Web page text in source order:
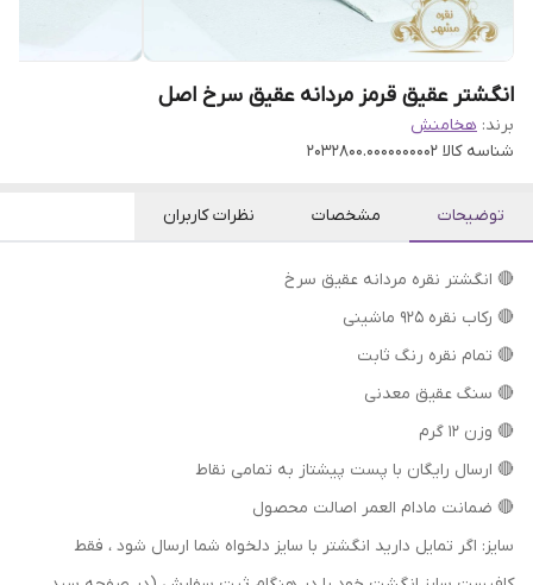
انگشتر عقیق قرمز مردانه عقیق سرخ اصل
برند: هخامنش
شناسه کالا 2032800.0000000002
توضیحات مشخصات نظرات کاربران
🔴 انگشتر نقره مردانه عقیق سرخ
🔴 رکاب نقره 925 ماشینی
🔴 تمام نقره رنگ ثابت
🔴 سنگ عقیق معدنی
🔴 وزن 12 گرم
🔴 ارسال رایگان با پست پیشتاز به تمامی نقاط
🔴 ضمانت مادام العمر اصالت محصول
سایز: اگر تمایل دارید انگشتر با سایز دلخواه شما ارسال شود ، فقط